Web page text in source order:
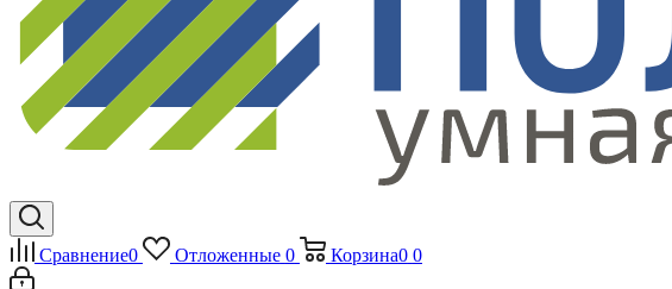
Сравнение0 Отложенные 0 Корзина0 0